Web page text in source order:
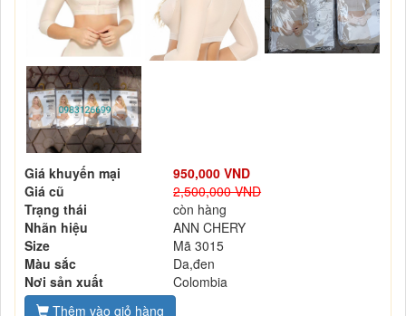
Giá khuyến mại
950,000 VND
Giá cũ
2,500,000 VND
Trạng thái
còn hàng
Nhãn hiệu
ANN CHERY
Size
Mã 3015
Màu sắc
Da,đen
Nơi sản xuất
Colombia
Thêm vào giỏ hàng